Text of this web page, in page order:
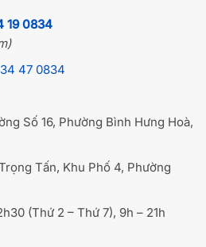
19 0834
47 0834
Số 16, Phường Bình Hưng Hoà,
Tấn, Khu Phố 4, Phường
(Thứ 2 – Thứ 7), 9h – 21h